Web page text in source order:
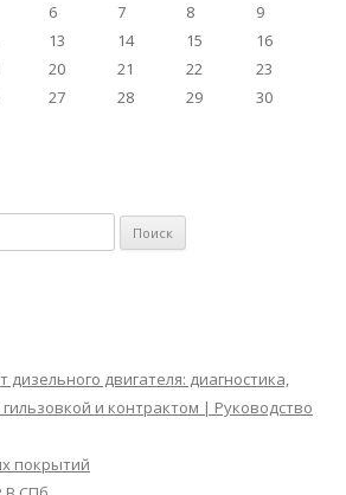
6 7 8
9
13 14 15
16
20 21 22
23
27 28 29
30
двигателя: диагностика,
и контрактом | Руководство
покрытий